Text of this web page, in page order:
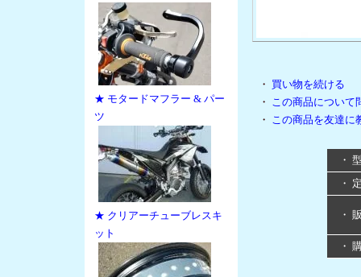
★ モタードマフラー & パー
ツ
★ クリアーチューブレスキ
ット
・ 買い物を続ける
・ この商品について
・ この商品を友達に
・
・
・
・